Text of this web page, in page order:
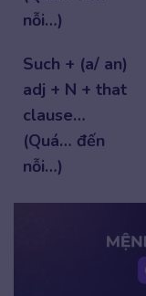
nỗi…)
Such + (a/ an)
adj + N + that
clause…
(Quá… đến
nỗi…)